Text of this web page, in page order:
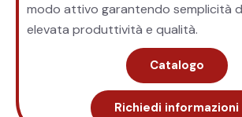
modo attivo garantendo semplicità
elevata produttività e qualità.
Catalogo
Richiedi informazioni